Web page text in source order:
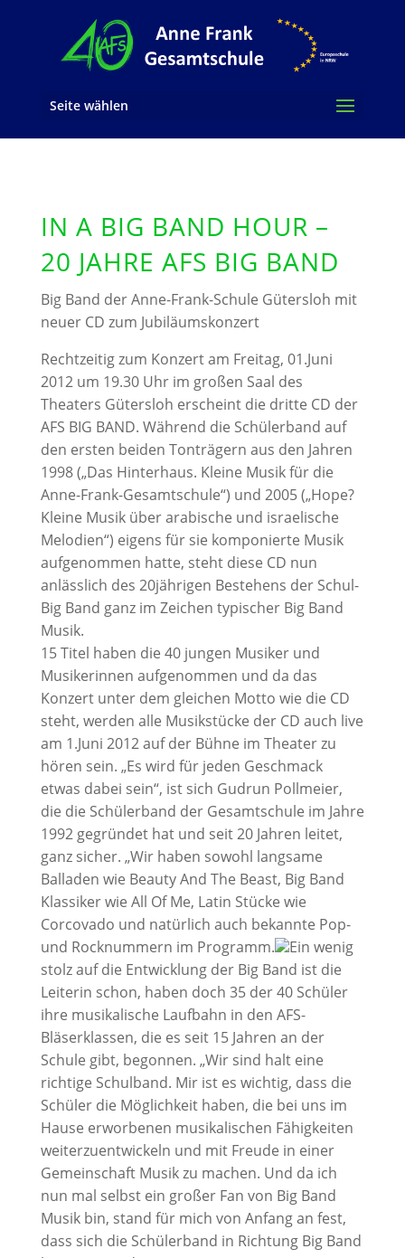
Seite wählen
IN A BIG BAND HOUR –
20 JAHRE AFS BIG BAND
Big Band der Anne-Frank-Schule Gütersloh mit
neuer CD zum Jubiläumskonzert
Rechtzeitig zum Konzert am Freitag, 01.Juni
2012 um 19.30 Uhr im großen Saal des
Theaters Gütersloh erscheint die dritte CD der
AFS BIG BAND. Während die Schülerband auf
den ersten beiden Tonträgern aus den Jahren
1998 („Das Hinterhaus. Kleine Musik für die
Anne-Frank-Gesamtschule“) und 2005 („Hope?
Kleine Musik über arabische und israelische
Melodien“) eigens für sie komponierte Musik
aufgenommen hatte, steht diese CD nun
anlässlich des 20jährigen Bestehens der Schul-
Big Band ganz im Zeichen typischer Big Band
Musik.
15 Titel haben die 40 jungen Musiker und
Musikerinnen aufgenommen und da das
Konzert unter dem gleichen Motto wie die CD
steht, werden alle Musikstücke der CD auch live
am 1.Juni 2012 auf der Bühne im Theater zu
hören sein. „Es wird für jeden Geschmack
etwas dabei sein“, ist sich Gudrun Pollmeier,
die die Schülerband der Gesamtschule im Jahre
1992 gegründet hat und seit 20 Jahren leitet,
ganz sicher. „Wir haben sowohl langsame
Balladen wie Beauty And The Beast, Big Band
Klassiker wie All Of Me, Latin Stücke wie
Corcovado und natürlich auch bekannte Pop-
und Rocknummern im Programm.
Ein wenig
stolz auf die Entwicklung der Big Band ist die
Leiterin schon, haben doch 35 der 40 Schüler
ihre musikalische Laufbahn in den AFS-
Bläserklassen, die es seit 15 Jahren an der
Schule gibt, begonnen. „Wir sind halt eine
richtige Schulband. Mir ist es wichtig, dass die
Schüler die Möglichkeit haben, die bei uns im
Hause erworbenen musikalischen Fähigkeiten
weiterzuentwickeln und mit Freude in einer
Gemeinschaft Musik zu machen. Und da ich
nun mal selbst ein großer Fan von Big Band
Musik bin, stand für mich von Anfang an fest,
dass sich die Schülerband in Richtung Big Band